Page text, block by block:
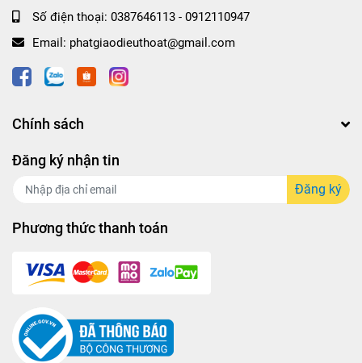
Số điện thoại: 0387646113 - 0912110947
Email: phatgiaodieuthoat@gmail.com
Chính sách
Đăng ký nhận tin
Đăng ký
Phương thức thanh toán